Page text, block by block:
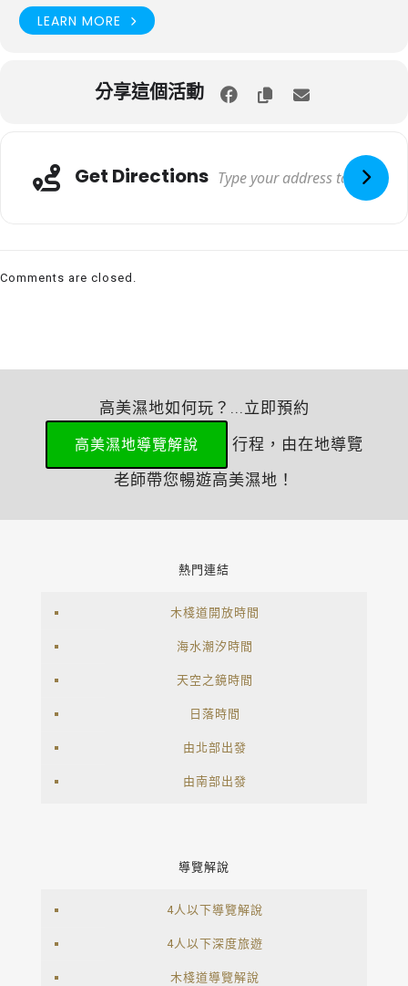
LEARN MORE
分享這個活動
Get Directions
Comments are closed.
高美濕地如何玩？...立即預約
高美濕地導覽解說
行程，由在地導覽
老師帶您暢遊高美濕地！
熱門連結
木棧道開放時間
海水潮汐時間
天空之鏡時間
日落時間
由北部出發
由南部出發
導覽解說
4人以下導覽解說
4人以下深度旅遊
木棧道導覽解說